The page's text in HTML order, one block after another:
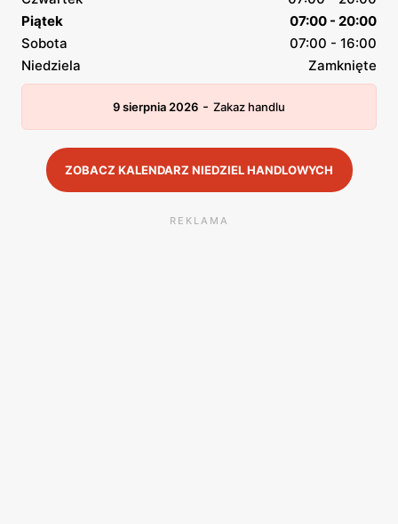
Piątek
07:00 - 20:00
Sobota
07:00 - 16:00
Niedziela
Zamknięte
9 sierpnia 2026 - Zakaz handlu
ZOBACZ KALENDARZ NIEDZIEL HANDLOWYCH
REKLAMA